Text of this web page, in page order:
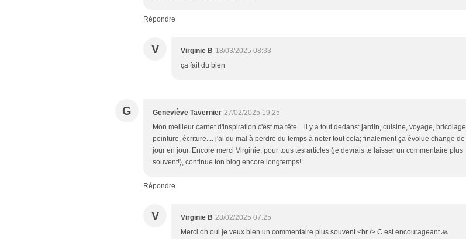
Répondre
V Virginie B 18/03/2025 08:33
ça fait du bien
G Geneviève Tavernier 27/02/2025 19:25
Mon meilleur carnet d'inspiration c'est ma tête... il y a tout dedans: jardin, cuisine, voyage, bricolage,
peinture, écriture.... j'ai du mal à perdre du temps à noter tout cela; finalement ça évolue change de
jour en jour. Encore merci Virginie, pour tous tes articles (je devrais te laisser un commentaire plus
souvent!), continue ton blog encore longtemps!
Répondre
V Virginie B 28/02/2025 07:25
Merci oh oui je veux bien un commentaire plus souvent <br /> C est encourageant 🙏